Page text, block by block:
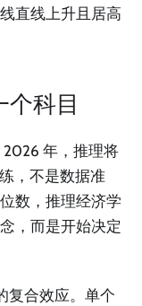
直线上升且居高
个科目
年，推理将
，不是数据准
数，推理经济学
，而是开始决定
复合效应。单个